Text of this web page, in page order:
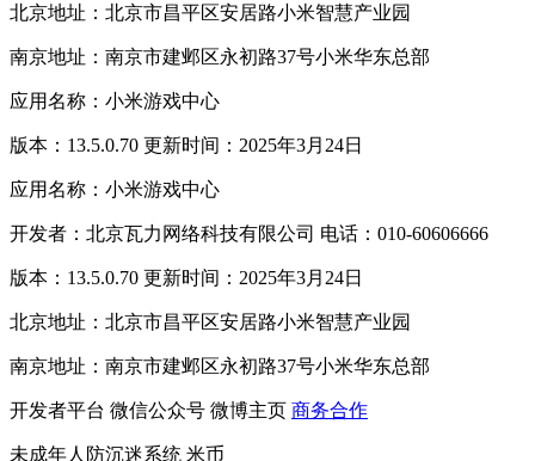
北京地址：北京市昌平区安居路小米智慧产业园
南京地址：南京市建邺区永初路37号小米华东总部
应用名称：小米游戏中心
版本：13.5.0.70 更新时间：2025年3月24日
应用名称：小米游戏中心
开发者：北京瓦力网络科技有限公司 电话：010-60606666
版本：13.5.0.70 更新时间：2025年3月24日
北京地址：北京市昌平区安居路小米智慧产业园
南京地址：南京市建邺区永初路37号小米华东总部
开发者平台 微信公众号 微博主页 商务合作
未成年人防沉迷系统 米币